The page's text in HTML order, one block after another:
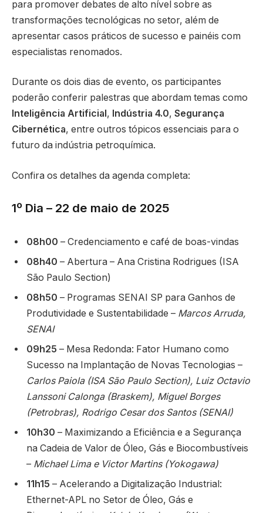
para promover debates de alto nível sobre as
transformações tecnológicas no setor, além de
apresentar casos práticos de sucesso e painéis com
especialistas renomados.
Durante os dois dias de evento, os participantes
poderão conferir palestras que abordam temas como
Inteligência Artificial , Indústria 4.0, Segurança
Cibernética, entre outros tópicos essenciais para o
futuro da indústria petroquímica.
Confira os detalhes da agenda completa:
1º Dia – 22 de maio de 2025
08h00 – Credenciamento e café de boas-vindas
08h40 – Abertura – Ana Cristina Rodrigues (ISA
São Paulo Section)
08h50 – Programas SENAI SP para Ganhos de
Produtividade e Sustentabilidade – Marcos Arruda,
SENAI
09h25 – Mesa Redonda: Fator Humano como
Sucesso na Implantação de Novas Tecnologias –
Carlos Paiola (ISA São Paulo Section), Luiz Octavio
Lanssoni Calonga (Braskem), Miguel Borges
(Petrobras), Rodrigo Cesar dos Santos (SENAI)
10h30 – Maximizando a Eficiência e a Segurança
na Cadeia de Valor de Óleo, Gás e Biocombustíveis
– Michael Lima e Victor Martins (Yokogawa)
11h15 – Acelerando a Digitalização Industrial:
Ethernet-APL no Setor de Óleo, Gás e